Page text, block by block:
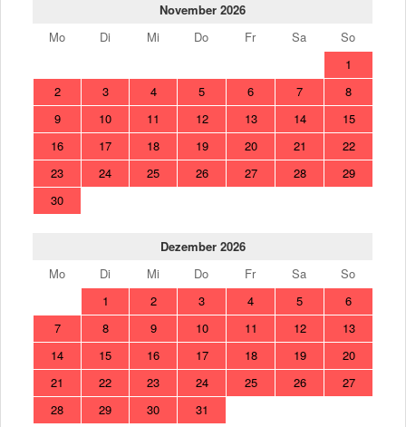
November 2026
Mo
Di Mi Do Fr Sa
So
1
2
3 4 5 6 7
8
9
10 11 12 13 14
15
16
17 18 19 20 21
22
23
24 25 26 27 28
29
30
Dezember 2026
Mo
Di Mi Do Fr Sa
So
1
2 3 4 5
6
7
8 9 10 11 12
13
14
15 16 17 18 19
20
21
22 23 24 25 26
27
28
29 30 31